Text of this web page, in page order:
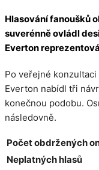
Hlasování fanoušků
suverénně ovládl
Everton
Po veřejné
Everton nabídl tři
konečnou podobu.
následovně.
Počet obdržených
Neplatných hlasů